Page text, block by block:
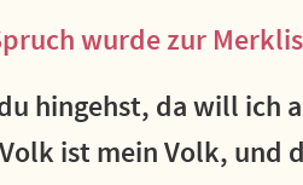
wurde zur
hingehst, da will ich
ist mein Volk, und